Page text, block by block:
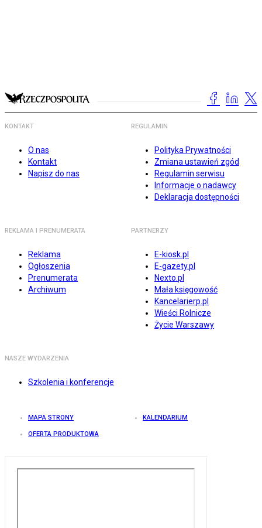
KONTAKT
O nas
Kontakt
Napisz do nas
REGULAMIN
Polityka Prywatności
Zmiana ustawień zgód
Regulamin serwisu
Informacje o nadawcy
Deklaracja dostępności
REKLAMA I PRENUMERATA
Reklama
Ogłoszenia
Prenumerata
Archiwum
PARTNERZY
E-kiosk.pl
E-gazety.pl
Nexto.pl
Mała księgowość
Kancelarierp.pl
Wieści Rolnicze
Życie Warszawy
NASZE WYDARZENIA
Szkolenia i konferencje
MAPA STRONY KALENDARIUM
OFERTA PRODUKTOWA